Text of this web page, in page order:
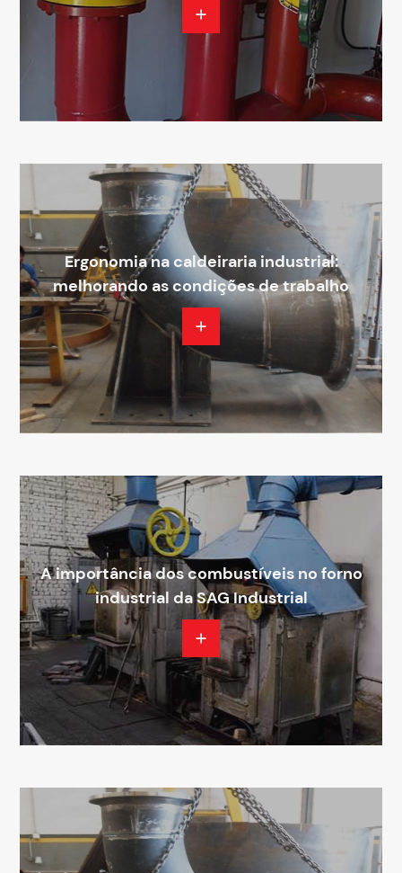
Ergonomia na caldeiraria industrial:
melhorando as condições de trabalho
A importância dos combustíveis no forno
industrial da SAG Industrial